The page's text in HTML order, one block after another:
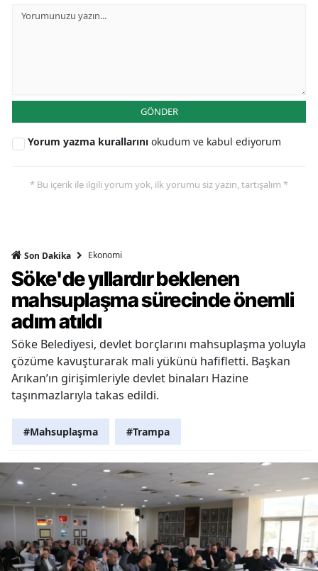
GÖNDER
Yorum yazma kurallarını okudum ve kabul ediyorum
* Bu içerik ile ilgili yorum yok, ilk yorumu siz yazın, tartışalım *
Son Dakika Ekonomi
Söke'de yıllardır beklenen
mahsuplaşma sürecinde önemli
adım atıldı
Söke Belediyesi, devlet borçlarını mahsuplaşma yoluyla
çözüme kavuşturarak mali yükünü hafifletti. Başkan
Arıkan’ın girişimleriyle devlet binaları Hazine
taşınmazlarıyla takas edildi.
#Mahsuplaşma #Trampa